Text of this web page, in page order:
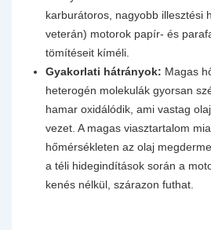
karburátoros, nagyobb illesztési
veterán) motorok papír- és
tömítéseit kíméli.
Gyakorlati hátrányok: Magas
heterogén molekulák gyorsan
hamar oxidálódik, ami vastag
vezet. A magas viasztartalom
hőmérsékleten az olaj
a téli hidegindítások során a
kenés nélkül, szárazon futhat.